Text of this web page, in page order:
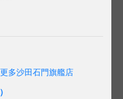
多沙田石門旗艦店